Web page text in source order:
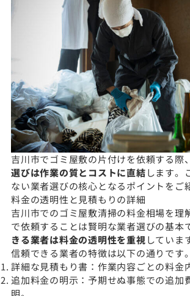
吉川市でゴミ屋敷の片付けを依頼する際
選びは作業の質とコストに直結します。
ない業者選びの核心となるポイントをご
料金の透明性と見積もりの詳細
吉川市でのゴミ屋敷清掃の料金相場を理
で依頼することは賢明な業者選びの基本
きる業者は料金の透明性を重視していま
信頼できる業者の特徴は以下の通りです。
詳細な見積もり書：作業内容ごとの料金
追加料金の明示：予期せぬ事態での追加
明。